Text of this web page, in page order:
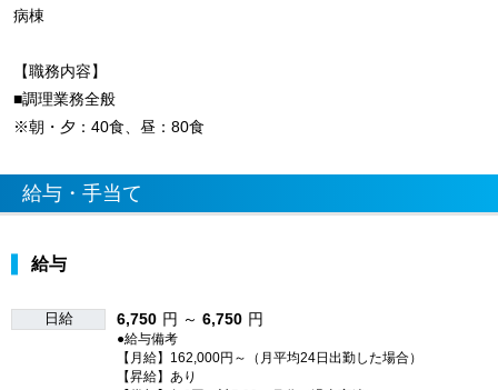
病棟
【職務内容】
■調理業務全般
※朝・夕：40食、昼：80食
給与・手当て
給与
日給 6,750 円 ～ 6,750 円
●給与備考
【月給】162,000円～（月平均24日出勤した場合）
【昇給】あり